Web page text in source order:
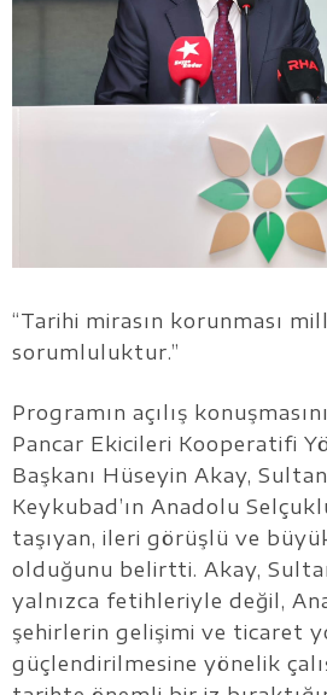
“Tarihi mirasın korunması
sorumluluktur.”
Programın açılış
Pancar Ekicileri Kooperatifi
Başkanı Hüseyin Akay,
Keykubad’ın Anadolu
taşıyan, ileri görüşlü ve
olduğunu belirtti. Akay,
yalnızca fetihleriyle değil,
şehirlerin gelişimi ve ticaret
güçlendirilmesine yönelik